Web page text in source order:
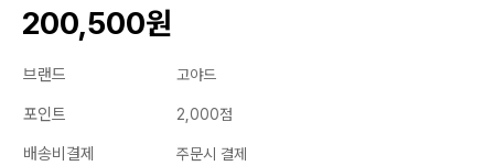
200,500원
브랜드 고야드
포인트 2,000점
배송비결제 주문시 결제